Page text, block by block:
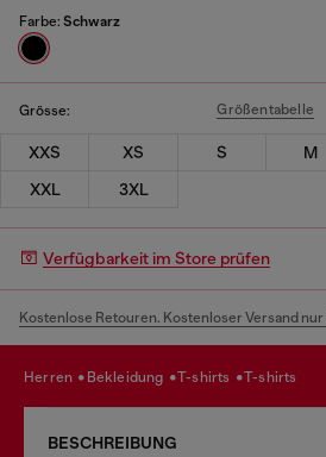
Farbe: Schwarz
Grösse: Größentabelle
XXS XS S M
XXL
3XL
Verfügbarkeit im Store prüfen
Kostenlose Retouren. Kostenloser Versand
herren bekleidung t-shirts t-shirts
BESCHREIBUNG